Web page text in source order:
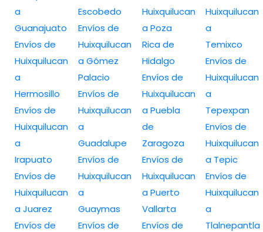
a
Guanajuato
Envíos de
Huixquilucan
a
Hermosillo
Envíos de
Huixquilucan
a
Irapuato
Envíos de
Huixquilucan
a Juarez
Envíos de
Escobedo
Envíos de
Huixquilucan
a Gómez
Palacio
Envíos de
Huixquilucan
a
Guadalupe
Envíos de
Huixquilucan
a
Guaymas
Envíos de
Huixquilucan
a Poza
Rica de
Hidalgo
Envíos de
Huixquilucan
a Puebla
de
Zaragoza
Envíos de
Huixquilucan
a Puerto
Vallarta
Envíos de
Huixquilucan
a
Temixco
Envíos de
Huixquilucan
a
Tepexpan
Envíos de
Huixquilucan
a Tepic
Envíos de
Huixquilucan
a
Tlalnepantla